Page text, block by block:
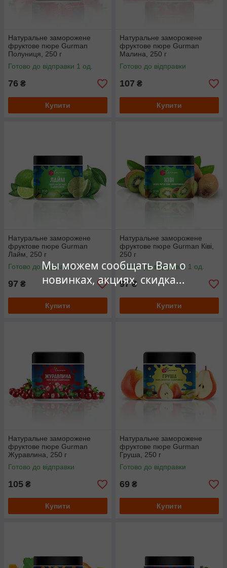
Мы можем сообщать Вам о
новинках, акциях, скидка...
Натуральне заморожене
фруктове пюре Gurman
Полуниця, 250 г
Готово до відправки 1 од.
76 ₴
Купити
Натуральне заморожене
фруктове пюре Gurman
Малина, 250 г
Готово до відправки
107 ₴
Купити
Натуральне заморожене
фруктове пюре Gurman
Лайм, 250 г
Готово до відправки
97 ₴
Купити
Натуральне заморожене
фруктове пюре Gurman Ківі,
250 г
Готово до відправки 1 од.
97₴
Купити
Натуральне заморожене
фруктове пюре Gurman
Журавлина, 250 г
Готово до відправки
105 ₴
Купити
Натуральне заморожене
фруктове пюре Gurman
Груша, 250 г
Готово до відправки
69 ₴
Купити